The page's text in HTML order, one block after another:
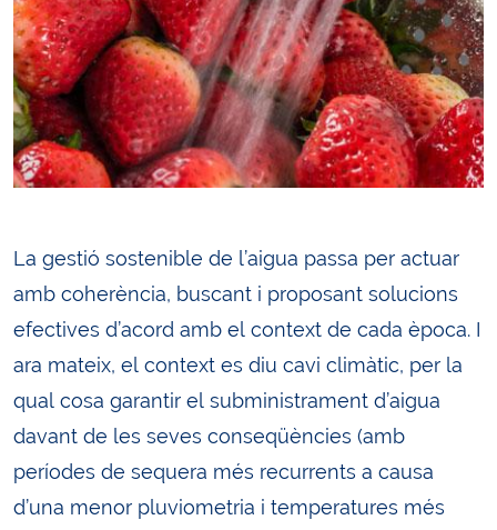
La gestió sostenible de l’aigua passa per actuar
amb coherència, buscant i proposant solucions
efectives d’acord amb el context de cada època. I
ara mateix, el context es diu cavi climàtic, per la
qual cosa garantir el subministrament d’aigua
davant de les seves conseqüències (amb
períodes de sequera més recurrents a causa
d’una menor pluviometria i temperatures més